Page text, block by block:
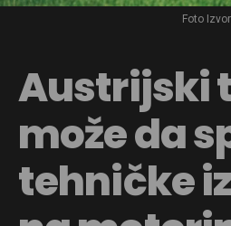
Foto
Austrijski
može da
tehničke